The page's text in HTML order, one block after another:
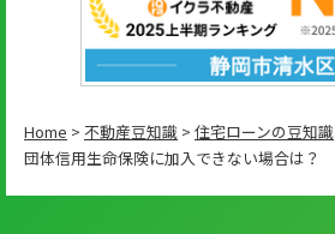
Home > 不動産豆知識 > 住宅ローンの豆知識
団体信用生命保険に加入できない場合は？